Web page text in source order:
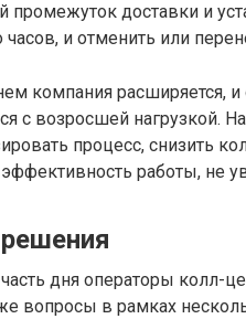
промежуток доставки и
часов, и отменить или
компания расширяется,
с возросшей нагрузкой.
процесс, снизить
работы, не
дня операторы колл-
вопросы в рамках